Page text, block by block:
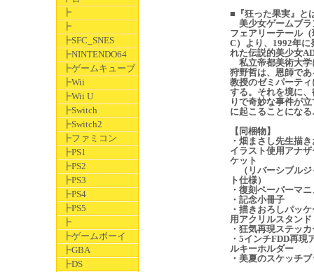
┣
┣
┣SFC_SNES
┣NINTENDO64
┣ゲームキューブ
┣Wii
┣Wii U
┣Switch
┣Switch2
┣ファミコン
┣PS1
┣PS2
┣PS3
┣PS4
┣PS5
┣
┣ゲームボーイ
┣GBA
┣DS
■『狂った果実』と
美少女ゲームブラ
フェアリーテール（
C）より、1992年に
れた伝説的美少女
私立帝都美術大学
狩野哲は、恩師であ
教授のゼミパーティ
する。それを境に、
りで奇妙な事件が
に起こることにな
【同梱物】
・畑まさし先生描
イラスト使用アナ
ケット
（リバーシブルジ
ト仕様）
・復刻ペーパーマ
・記念小冊子
・描きおろしパッ
用アクリルスタンド
・狂気再現ステッカ
・5インチFDD再現
ルキーホルダー
・美夏のスケッチ